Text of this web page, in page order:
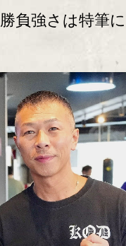
負強さは特筆